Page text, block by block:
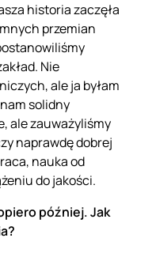
historia zaczęła
przemian
Nie
ale ja byłam
solidny
ale zauważyliśmy
naprawdę dobrej
nauka od
do jakości.
później. Jak